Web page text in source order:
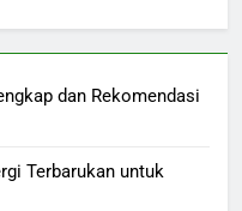
dan Rekomendasi
Terbarukan untuk